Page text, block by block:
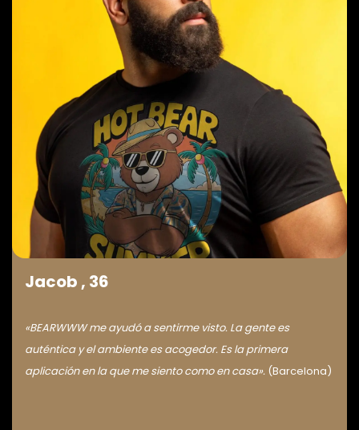
Jacob , 36
«BEARWWW me ayudó a sentirme visto. La gente es
auténtica y el ambiente es acogedor. Es la primera
aplicación en la que me siento como en casa». (Barcelona)